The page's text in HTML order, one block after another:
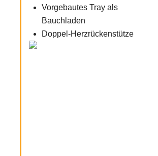
Vorgebautes Tray als
Bauchladen
Doppel-Herzrückenstütze